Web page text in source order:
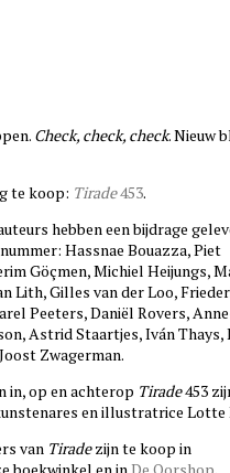
Check, check, check. Nieuw
te koop: Tirade453.
hebben een bijdrage
Hassnae Bouazza, Piet
Göçmen, Michiel Heijungs,
Lith, Gilles van der Loo,
Peeters, Daniël Rovers,
Astrid Staartjes, Iván Thays,
Zwagerman.
in, op en achterop Tirade453
en illustratrice Lotte
vanTiradezijn te koop in